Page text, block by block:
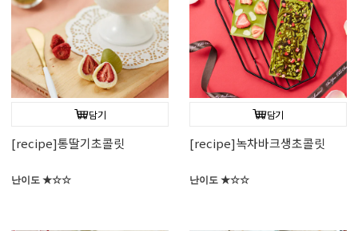
담기
[recipe]통딸기초콜릿
난이도 ★☆☆
담기
[recipe]녹차바크생초콜릿
난이도 ★☆☆